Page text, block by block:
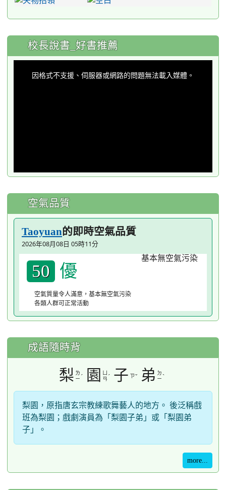
:::
校長說書_好書推薦
因格式不支援、伺服器或網路的問題無法載入媒體。
空氣品質
Taoyuan的即時空氣品質
2026年08月08日 05時11分
50 優
空氣質量令人滿意，基本無空氣污染
各類人群可正常活動
成語隨時背
梨 ㄌ
ㄧ ˊ 園
ㄢ ˊ 子 ㄗˇ 弟 ㄉ
ㄧ ˋ
梨園，原指唐玄宗教練歌舞藝人的地方。 後泛稱戲
班為梨園；戲劇演員為「梨園子弟」或「梨園弟
子」。
more...